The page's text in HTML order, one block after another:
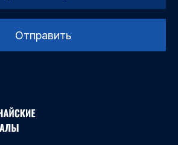
Отправить